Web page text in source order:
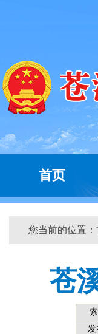
首页
您当前的位置：
苍
发